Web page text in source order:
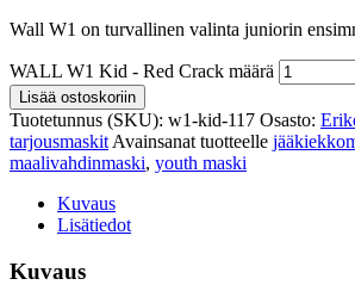
Wall W1 on turvallinen valinta juniorin
WALL W1 Kid - Red Crack määrä
Lisää ostoskoriin
Tuotetunnus (SKU): w1-kid-117 Osasto:
tarjousmaskit Avainsanat tuotteelle
maalivahdinmaski, youth maski
Kuvaus
Lisätiedot
Kuvaus